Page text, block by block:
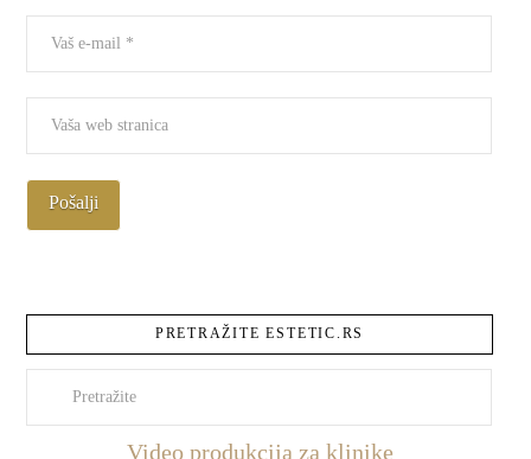
PRETRAŽITE ESTETIC.RS
Video produkcija za klinike